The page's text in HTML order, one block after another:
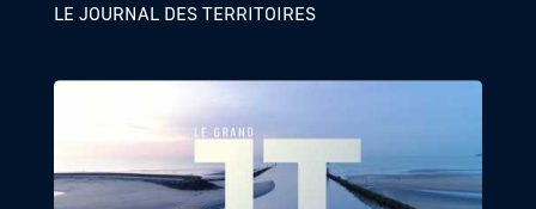
LE JOURNAL DES TERRITOIRES